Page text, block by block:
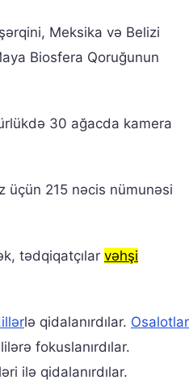
Meksika və Belizi
Biosfera Qoruğunun
30 ağacda kamera
üçün 215 nəcis nümunəsi
tədqiqatçılar vəhşi
lə qidalanırdılar. Osalotlar
fokuslanırdılar.
ilə qidalanırdılar.